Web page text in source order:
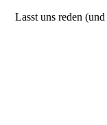
Lasst uns reden